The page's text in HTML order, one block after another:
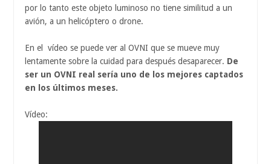
por lo tanto este objeto luminoso no tiene similitud a un
avión, a un helicóptero o drone.
En el vídeo se puede ver al OVNI que se mueve muy
lentamente sobre la cuidad para después desaparecer. De
ser un OVNI real sería uno de los mejores captados
en los últimos meses.
Vídeo: